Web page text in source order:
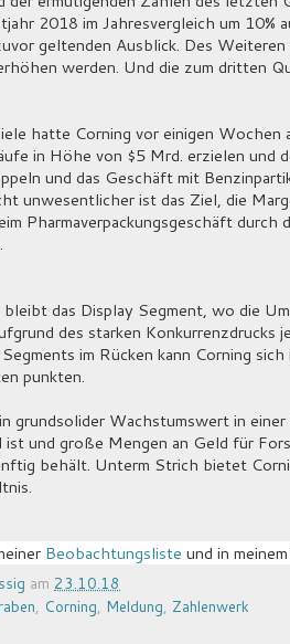
2018 im Jahresvergleich um
geltenden Ausblick. Des
werden. Und die zum dritten
hatte Corning vor einigen
in Höhe von $5 Mrd. erzielen und
und das Geschäft mit
unwesentlicher ist das Ziel, die
Pharmaverpackungsgeschäft
das Display Segment, wo die
des starken
im Rücken kann Corning
punkten.
grundsolider Wachstumswert in
und große Mengen an Geld für
behält. Unterm Strich bietet
Beobachtungsliste und in
am 23.10.18
, Corning, Meldung, Zahlenwerk